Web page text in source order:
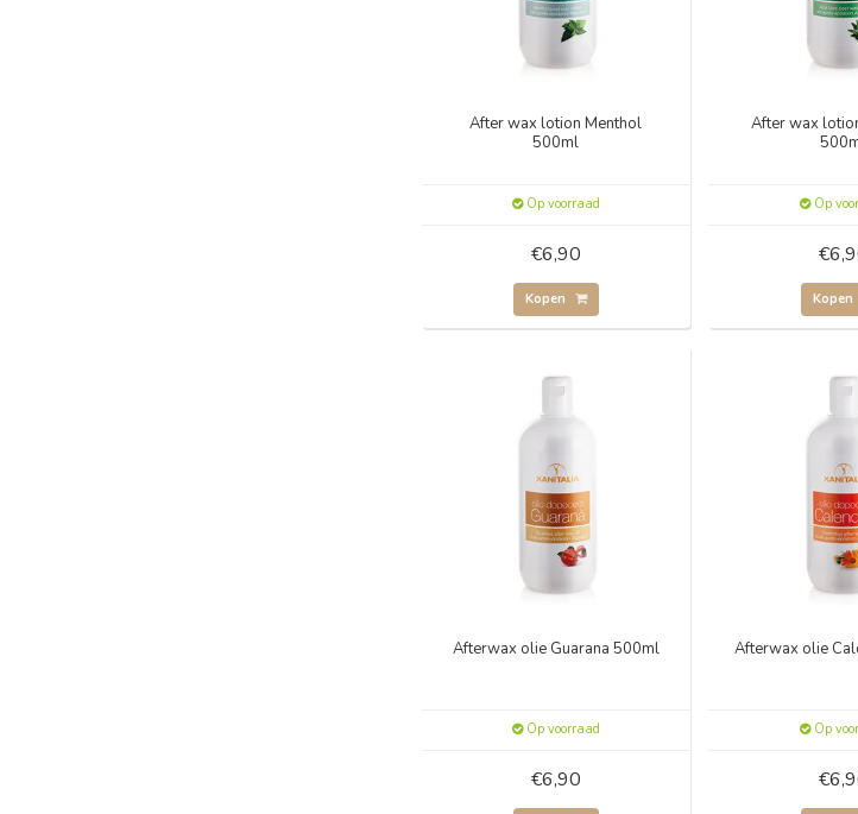
After wax lotion Menthol
500ml
Op voorraad
€6,90
Kopen
After wax
Op
Kopen
Afterwax olie Guarana 500ml
Op voorraad
€6,90
Afterwax olie
Op